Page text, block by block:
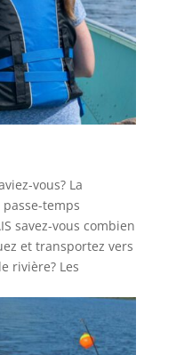
vous? La
temps
savez-vous combien
et transportez vers
rivière? Les